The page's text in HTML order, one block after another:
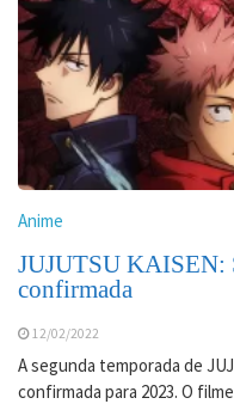
Anime
JUJUTSU KAISEN:
confirmada
12/02/2022
A segunda temporada de
confirmada para 2023. O